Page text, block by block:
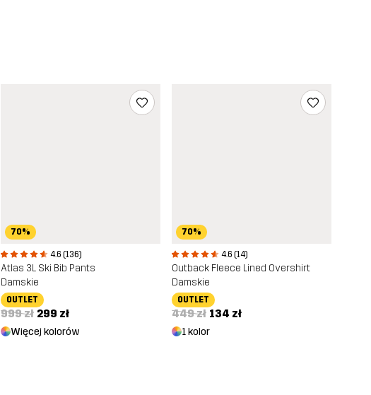
70%
4.6 (136)
Atlas 3L Ski Bib Pants
Damskie
OUTLET
999 zł 299 zł
Więcej kolorów
70%
4.6 (14)
Outback Fleece Lined Overshirt
Damskie
OUTLET
449 zł 134 zł
1 kolor